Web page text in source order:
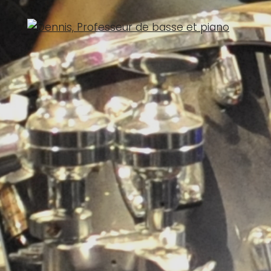
Martin
Dennis